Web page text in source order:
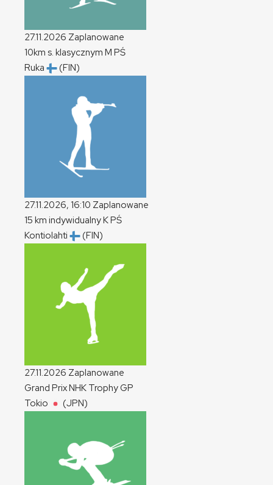
27.11.2026 Zaplanowane
10km s. klasycznym M PŚ
Ruka
(FIN)
27.11.2026, 16:10 Zaplanowane
15 km indywidualnyKPŚ
Kontiolahti
(FIN)
27.11.2026 Zaplanowane
Grand Prix NHK TrophyGP
Tokio
(JPN)